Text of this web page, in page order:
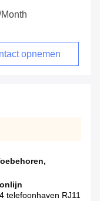
opnemen
,
telefoonhaven RJ11